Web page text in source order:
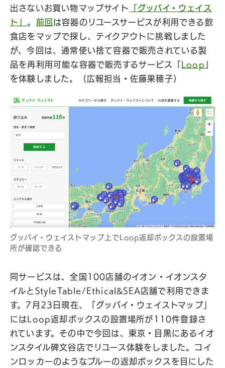
出さないお買い物マップサイト
「グッバイ・ウェイス
ト」 。 前回 は容器のリユースサービスが利用できる飲
食店をマップで探し、テイクアウトに挑戦しました
が、今回は、通常使い捨て容器で販売されている製
品を再利用可能な容器で販売するサービス「
Loop
を体験しました。（広報担当・佐藤果穂子）
グッバイ・ウェイストマップ上でLoop返却ボックスの設置場
所が確認できる
同サービスは、全国100店舗のイオン・イオンスタ
イルとStyleTable/Ethical&SEA店舗で利用できま
す。7月23日現在、「グッバイ・ウェイストマップ」
にはLoop返却ボックスの設置場所が110件登録さ
れています。その中で今回は、東京・目黒にあるイオ
ンスタイル碑文谷店でリユース体験をしました。コイ
ンロッカーのようなブルーの返却ボックスを目にした